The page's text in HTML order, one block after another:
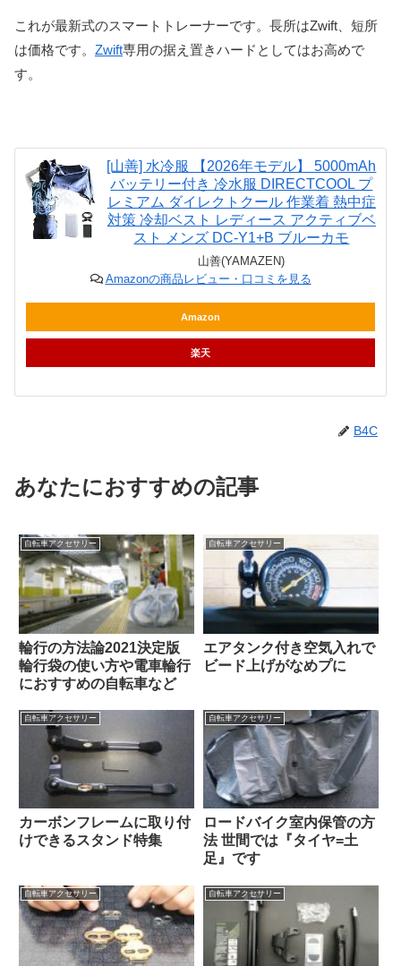
これが最新式のスマートトレーナーです。長所はZwift、短所
は価格です。 Zwift専用の据え置きハードとしてはお高めで
す。
[山善] 水冷服 【2026年モデル】 5000mAh
バッテリー付き 冷水服 DIRECTCOOL プ
レミアム ダイレクトクール 作業着 熱中症
対策 冷却ベスト レディース アクティブベ
スト メンズ DC-Y1+B ブルーカモ
山善(YAMAZEN)
Amazonの商品レビュー・口コミを見る
Amazon
楽天
B4C
あなたにおすすめの記事
自転車アクセサリー
輪行の方法論2021決定版
輪行袋の使い方や電車輪行
におすすめの自転車など
自転車アクセサリー
エアタンク付き空気入れで
ビード上げがなめプに
自転車アクセサリー
カーボンフレームに取り付
けできるスタンド特集
自転車アクセサリー
ロードバイク室内保管の方
法 世間では『タイヤ=土
足』です
自転車アクセサリー 自転車アクセサリー